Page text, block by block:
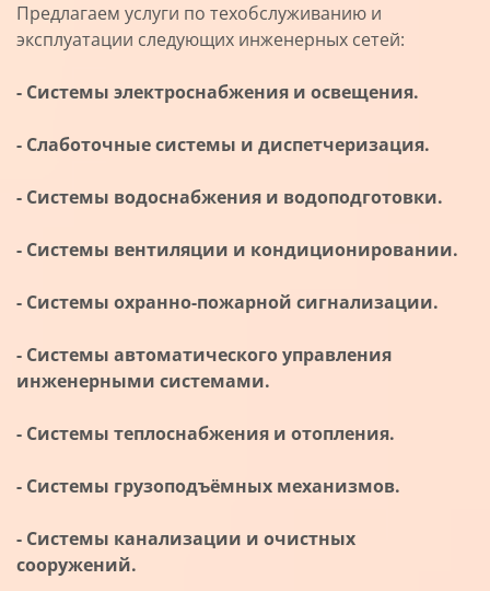
Предлагаем услуги по техобслуживанию и
эксплуатации следующих инженерных сетей:
- Системы электроснабжения и освещения.
- Слаботочные системы и диспетчеризация.
- Системы водоснабжения и водоподготовки.
- Системы вентиляции и кондиционировании.
- Системы охранно-пожарной сигнализации.
- Системы автоматического управления
инженерными системами.
- Системы теплоснабжения и отопления.
- Системы грузоподъёмных механизмов.
- Системы канализации и очистных
сооружений.